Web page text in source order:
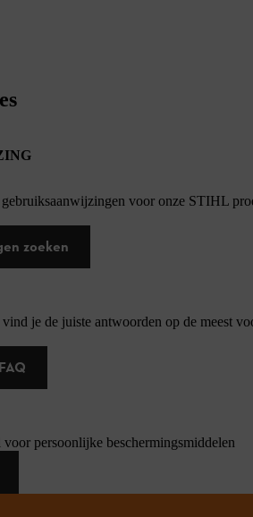
voor onze STIHL
zoeken
je de juiste antwoorden op de meest
persoonlijke beschermingsmiddelen